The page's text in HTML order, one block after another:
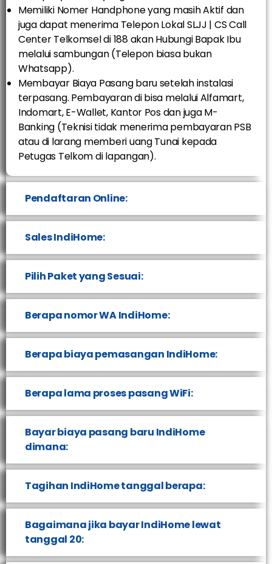
Memiliki Nomer Handphone yang masih Aktif dan
juga dapat menerima Telepon Lokal SLJJ | CS Call
Center Telkomsel di 188 akan Hubungi Bapak Ibu
melalui sambungan (Telepon biasa bukan
Whatsapp).
Membayar Biaya Pasang baru setelah instalasi
terpasang. Pembayaran di bisa melalui Alfamart,
Indomart, E-Wallet, Kantor Pos dan juga M-
Banking (Teknisi tidak menerima pembayaran PSB
atau di larang memberi uang Tunai kepada
Petugas Telkom di lapangan).
Pendaftaran Online:
Sales IndiHome:
Pilih Paket yang Sesuai:
Berapa nomor WA IndiHome:
Berapa biaya pemasangan IndiHome:
Berapa lama proses pasang WiFi:
Bayar biaya pasang baru IndiHome
dimana:
Tagihan IndiHome tanggal berapa:
Bagaimana jika bayar IndiHome lewat
tanggal 20: